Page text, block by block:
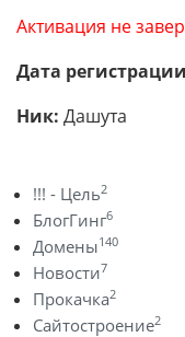
Активация не
Дата
Ник: Дашута
!!! - Цель2
БлогГинг6
Домены140
Новости7
Прокачка2
Сайтостроение2